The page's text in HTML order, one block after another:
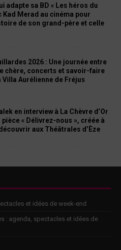
adapte sa BD « Les héros du
Kad Merad au cinéma pour
de son grand-père et celle
2026 : Une journée entre
chère, concerts et savoir-faire
Aurélienne de Fréjus
en interview à La Chèvre d’Or
pièce « Délivrez-nous », créée à
aux Théâtrales d’Èze
et idées de week-end
: agenda, spectacles et idées de